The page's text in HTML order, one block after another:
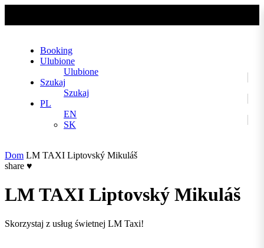
Booking
Ulubione
Ulubione
Szukaj
Szukaj
PL
EN
SK
Dom LM TAXI Liptovský Mikuláš
share ♥
LM TAXI Liptovský Mikuláš
Skorzystaj z usług świetnej LM Taxi!